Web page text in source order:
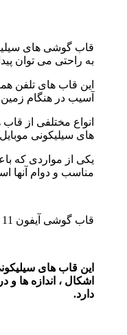
قاب گوشی های
به راحتی می توان
این قاب های تلفن
آسیب در هنگام
انواع مختلفی از
های سیلیکونی
یکی از مواردی که
مناسب و دوام آنها
قاب گوشی آیفون 11
این قاب های
اشکال ، اندازه ها
دارد.